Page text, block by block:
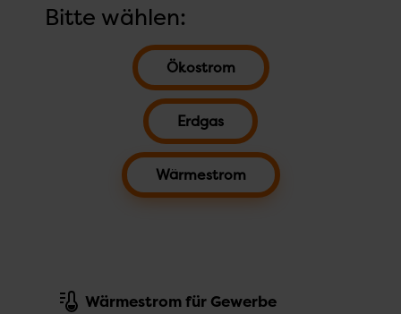
Bitte wählen:
Navigation
überspringen
Ökostrom
Erdgas
Wärmestrom
Wärmestrom für Gewerbe